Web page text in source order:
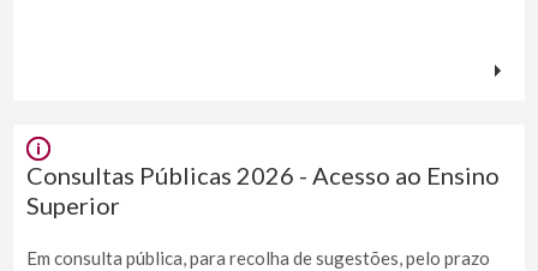
Consultas Públicas 2026 - Acesso ao Ensino
Superior
Em consulta pública, para recolha de sugestões, pelo prazo